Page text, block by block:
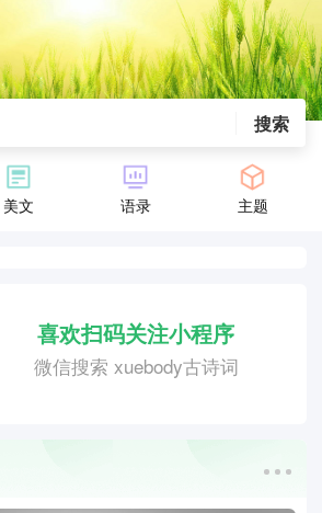
搜索
美文 语录 主题
喜欢扫码关注小程序
微信搜索 xuebody古诗词